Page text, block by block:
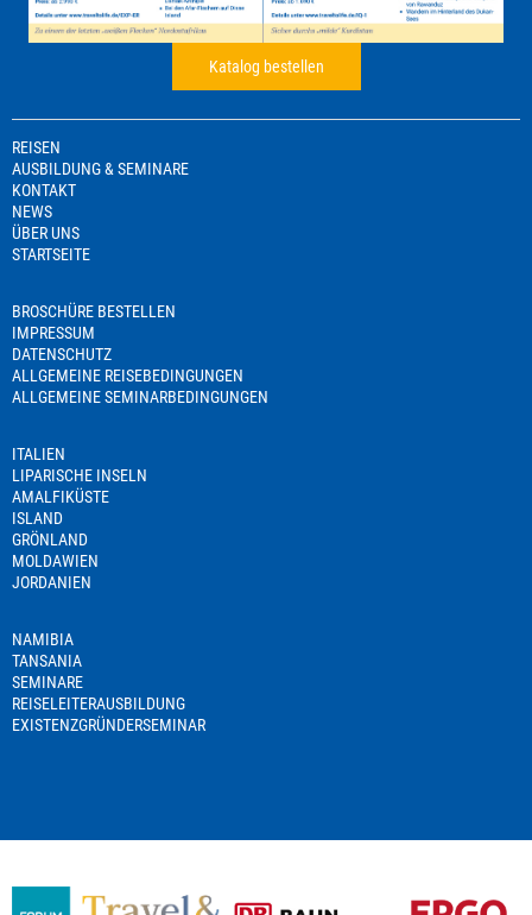
Katalog bestellen
REISEN
AUSBILDUNG & SEMINARE
KONTAKT
NEWS
ÜBER UNS
STARTSEITE
BROSCHÜRE BESTELLEN
IMPRESSUM
DATENSCHUTZ
ALLGEMEINE REISEBEDINGUNGEN
ALLGEMEINE SEMINARBEDINGUNGEN
ITALIEN
LIPARISCHE INSELN
AMALFIKÜSTE
ISLAND
GRÖNLAND
MOLDAWIEN
JORDANIEN
NAMIBIA
TANSANIA
SEMINARE
REISELEITERAUSBILDUNG
EXISTENZGRÜNDERSEMINAR